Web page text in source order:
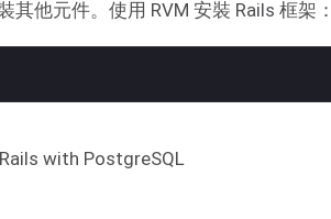
其他元件。使用 RVM 安裝 Rails 框架：